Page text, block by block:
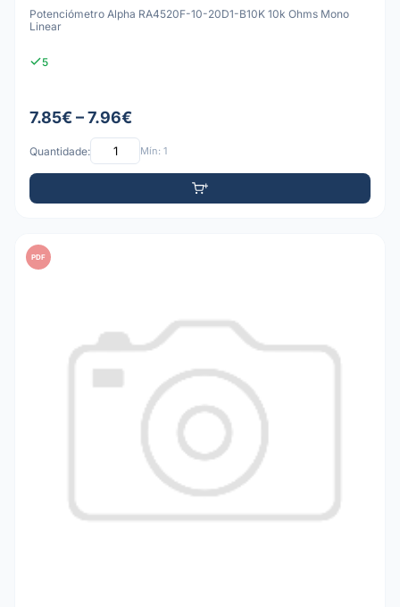
Potenciómetro Alpha RA4520F-10-20D1-B10K 10k Ohms Mono
Linear
5
7.85€ – 7.96€
Quantidade: Mín: 1
PDF